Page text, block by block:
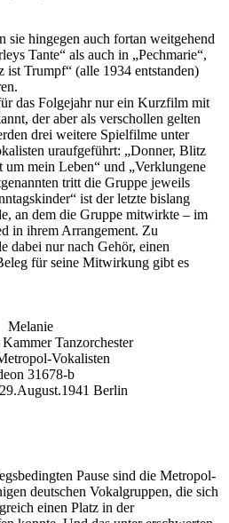
hingegen auch fortan weitgehend
Tante“ als auch in „Pechmarie“,
ist Trumpf“ (alle 1934 entstanden)
das Folgejahr nur ein Kurzfilm mit
der aber als verschollen gelten
drei weitere Spielfilme unter
uraufgeführt: „Donner, Blitz
um mein Leben“ und „Verklungene
tritt die Gruppe jeweils
ist der letzte bislang
an dem die Gruppe mitwirkte – im
in ihrem Arrangement. Zu
dabei nur nach Gehör, einen
für seine Mitwirkung gibt es
Melanie
Tanzorchester
Vokalisten
31678-b
Berlin
Pause sind die Metropol-
deutschen Vokalgruppen, die sich
einen Platz in der